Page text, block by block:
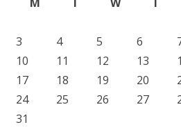
3
4 5 6
10
11 12 13
17
18 19 20
24
25 26 27
31